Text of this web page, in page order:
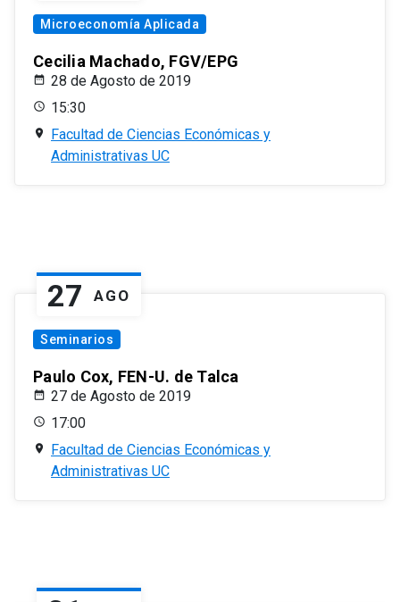
Microeconomía Aplicada
Cecilia Machado, FGV/EPG
28 de Agosto de 2019
15:30
Facultad de Ciencias Económicas y
Administrativas UC
27 AGO
Seminarios
Paulo Cox, FEN-U. de Talca
27 de Agosto de 2019
17:00
Facultad de Ciencias Económicas y
Administrativas UC